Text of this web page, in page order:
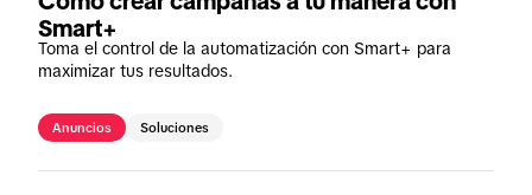
Smart+
Toma el control de la automatización con Smart+ para
maximizar tus resultados.
Anuncios Soluciones